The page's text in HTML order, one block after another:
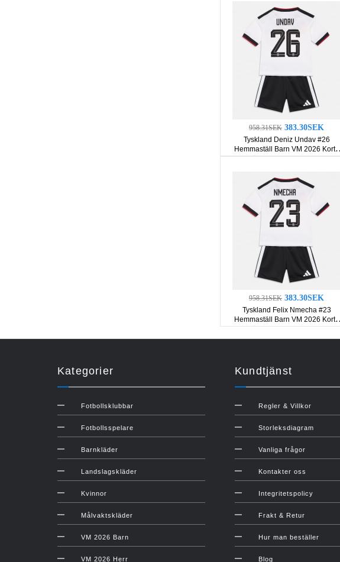
958.31SEK 383.30SEK
Tyskland Deniz Undav #26
Hemmaställ Barn VM 2026 Korta
ärmar (+ Korta byxor)
958.31SEK 383.30SEK
Tyskland Felix Nmecha #23
Hemmaställ Barn VM 2026 Korta
ärmar (+ Korta byxor)
Kategorier
Fotbollsklubbar
Fotbollsspelare
Barnkläder
Landslagskläder
Kvinnor
Målvaktskläder
VM 2026 Barn
VM 2026 Herr
Kundtjänst
Regler & Villkor
Storleksdiagram
Vanliga frågor
Kontakter oss
Integritetspolicy
Frakt & Retur
Hur man beställer
Blog